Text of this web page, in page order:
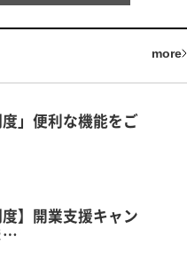
more
度」便利な機能をご
度】開業支援キャン
…